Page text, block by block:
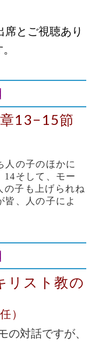
とご視聴あり
13−15節
の子のほかに
14そして、モー
の子も上げられね
皆、人の子によ
リスト教の
）
対話ですが、